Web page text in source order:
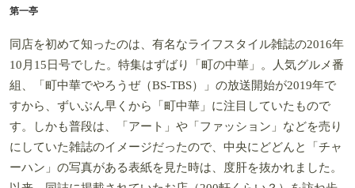
第一亭
同店を初めて知ったのは、有名なライフスタイル雑誌の2016年
10月15日号でした。特集はずばり「町の中華」。人気グルメ番
組、「町中華でやろうぜ（BS-TBS）」の放送開始が2019年で
すから、ずいぶん早くから「町中華」に注目していたもので
す。しかも普段は、「アート」や「ファッション」などを売り
にしていた雑誌のイメージだったので、中央にどどんと「チャ
ーハン」の写真がある表紙を見た時は、度肝を抜かれました。